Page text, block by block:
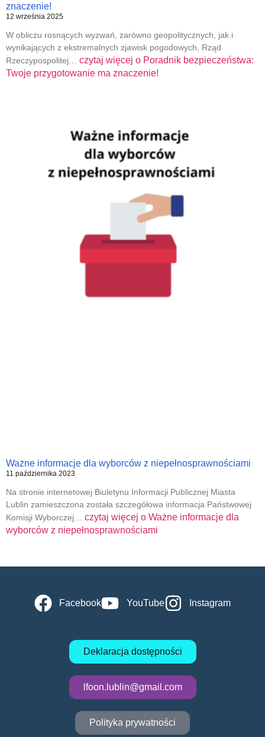
znaczenie!
12 września 2025
W obliczu rosnących wyzwań, zarówno geopolitycznych, jak i
wynikających z ekstremalnych zjawisk pogodowych, Rząd
Rzeczypospolitej… czytaj więcej o Poradnik bezpieczeństwa:
Twoje przygotowanie ma znaczenie!
Ważne informacje dla wyborców z niepełnosprawnościami
11 października 2023
Na stronie internetowej Biuletynu Informacji Publicznej Miasta
Lublin zamieszczona została szczegółowa informacja Państwowej
Komisji Wyborczej… czytaj więcej o Ważne informacje dla
wyborców z niepełnosprawnościami
Facebook YouTube Instagram
Deklaracja dostępności
lfoon.lublin@gmail.com
Polityka prywatności